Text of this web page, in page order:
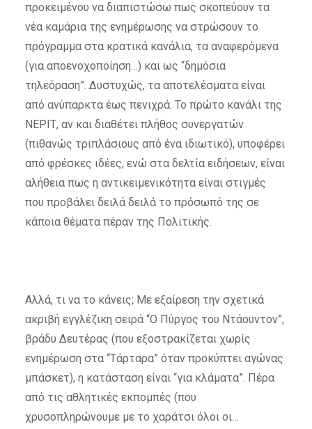
προκειμένου να διαπιστώσω πως σκοπεύουν τα
νέα καμάρια της ενημέρωσης να στρώσουν το
πρόγραμμα στα κρατικά κανάλια, τα αναφερόμενα
(για αποενοχοποίηση…) και ως “δημόσια
τηλεόραση”. Δυστυχώς, τα αποτελέσματα είναι
από ανύπαρκτα έως πενιχρά. Το πρώτο κανάλι της
ΝΕΡΙΤ, αν και διαθέτει πλήθος συνεργατών
(πιθανώς τριπλάσιους από ένα ιδιωτικό), υποφέρει
από φρέσκες ιδέες, ενώ στα δελτία ειδήσεων, είναι
αλήθεια πως η αντικειμενικότητα είναι στιγμές
που προβάλει δειλά δειλά το πρόσωπό της σε
κάποια θέματα πέραν της Πολιτικής.
Αλλά, τι να το κάνεις; Με εξαίρεση την σχετικά
ακριβή εγγλέζικη σειρά “Ο Πύργος του Ντάουντον”,
βράδυ Δευτέρας (που εξοστρακίζεται χωρίς
ενημέρωση στα “Τάρταρα” όταν προκύπτει αγώνας
μπάσκετ), η κατάσταση είναι “για κλάματα”. Πέρα
από τις αθλητικές εκπομπές (που
χρυσοπληρώνουμε με το χαράτσι όλοι οι…